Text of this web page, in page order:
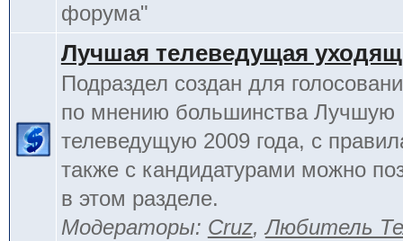
форума"
Лучшая телеведущая
Подраздел создан для
по мнению большинства Лучшую
телеведущую 2009 года, с
также с кандидатурами можно
в этом разделе.
Модераторы: Cruz,Любитель